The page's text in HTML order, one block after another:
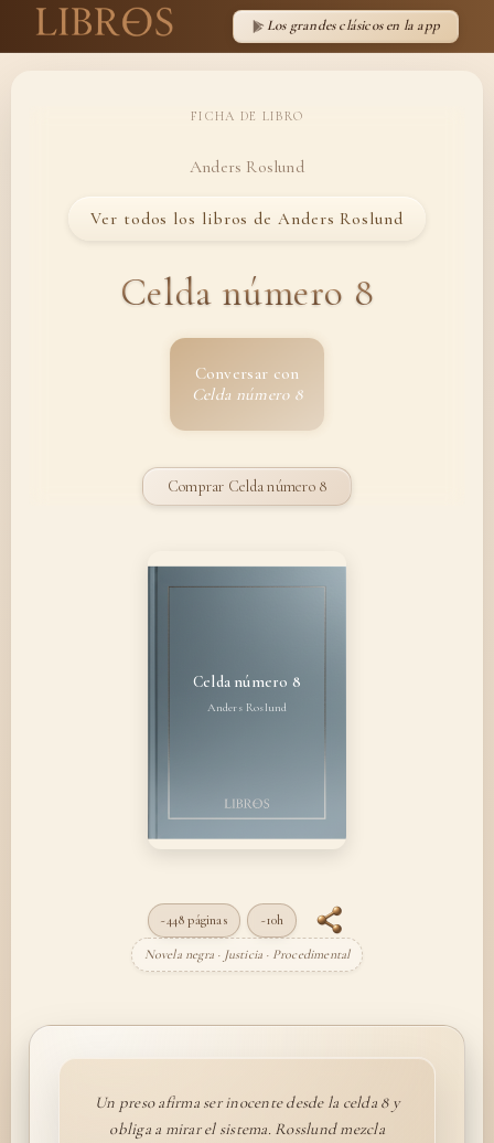
Los grandes clásicos en la app
FICHA DE LIBRO
Anders Roslund
Ver todos los libros de Anders Roslund
Celda número 8
Conversar con
Celda número 8
Comprar Celda número 8
Celda número 8
Anders Roslund
~448 páginas ~10h
Novela negra · Justicia · Procedimental
Un preso afirma ser inocente desde la celda 8 y
obliga a mirar el sistema. Rosslund mezcla